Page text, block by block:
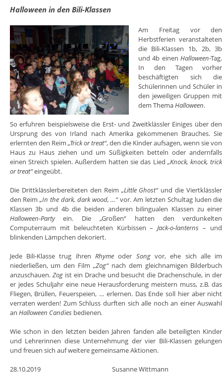
Halloween in den Bili-Klassen
Am Freitag vor den
Herbstferien veranstalteten
die Bili-Klassen 1b, 2b, 3b
und 4b einenHalloween-Tag.
In den Tagen vorher
beschäftigten sich die
Schülerinnen und Schüler in
den jeweiligen Gruppen mit
dem ThemaHalloween.
So erfuhren beispielsweise die Erst- und Zweitklässler Einiges über den
Ursprung des von Irland nach Amerika gekommenen Brauches. Sie
erlernten den Reim „Trick or treat“, den die Kinder aufsagen, wenn sie von
Haus zu Haus ziehen und um Süßigkeiten betteln oder andernfalls
einen Streich spielen. Außerdem hatten sie das Lied „Knock, knock, trick
or treat“eingeübt.
Die Drittklässlerbereiteten den Reim „Little Ghost“und die Viertklässler
den Reim„In the dark, dark wood, …“vor. Am letzten Schultag luden die
Klassen 3b und 4b die beiden anderen bilingualen Klassen zu einer
Halloween-Partyein. Die „Großen“ hatten den verdunkelten
Computerraum mit beleuchteten Kürbissen –Jack-o-lanterns – und
blinkenden Lämpchen dekoriert.
Jede Bili-Klasse trug ihren Rhymeoder Songvor, ehe sich alle im
niederließen, um den Film „Zog“nach dem gleichnamigen Bilderbuch
anzuschauen. Zogist ein Drache und besucht die Drachenschule, in der
er jedes Schuljahr eine neue Herausforderung meistern muss, z.B. das
Fliegen, Brüllen, Feuerspeien, … erlernen. Das Ende soll hier aber nicht
verraten werden! Zum Schluss durften sich alle noch an einer Auswahl
an Halloween Candies bedienen.
Wie schon in den letzten beiden Jahren fanden alle beteiligten Kinder
und Lehrerinnen diese Unternehmung der vier Bili-Klassen gelungen
und freuen sich auf weitere gemeinsame Aktionen.
28.10.2019 Susanne Wittmann